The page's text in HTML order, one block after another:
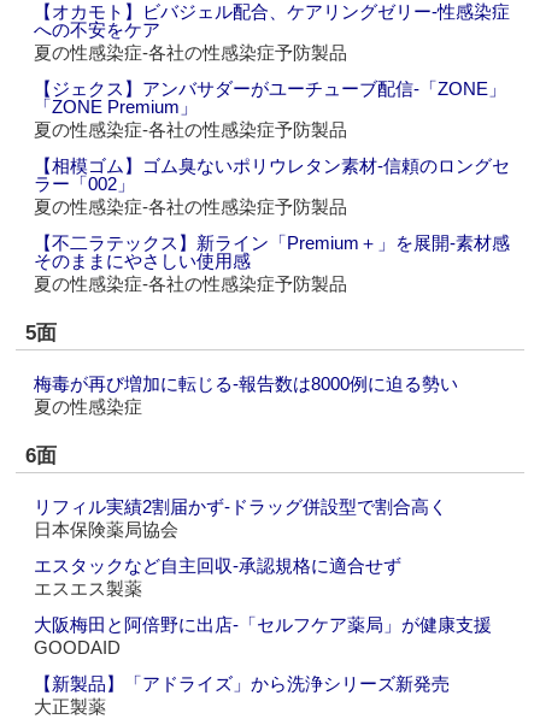
【オカモト】ビバジェル配合、ケアリングゼリー‐性感染症
への不安をケア
夏の性感染症‐各社の性感染症予防製品
【ジェクス】アンバサダーがユーチューブ配信‐「ZONE」
「ZONE Premium」
夏の性感染症‐各社の性感染症予防製品
【相模ゴム】ゴム臭ないポリウレタン素材‐信頼のロングセ
ラー「002」
夏の性感染症‐各社の性感染症予防製品
【不二ラテックス】新ライン「Premium＋」を展開‐素材感
そのままにやさしい使用感
夏の性感染症‐各社の性感染症予防製品
5面
梅毒が再び増加に転じる‐報告数は8000例に迫る勢い
夏の性感染症
6面
リフィル実績2割届かず‐ドラッグ併設型で割合高く
日本保険薬局協会
エスタックなど自主回収‐承認規格に適合せず
エスエス製薬
大阪梅田と阿倍野に出店‐「セルフケア薬局」が健康支援
GOODAID
【新製品】「アドライズ」から洗浄シリーズ新発売
大正製薬